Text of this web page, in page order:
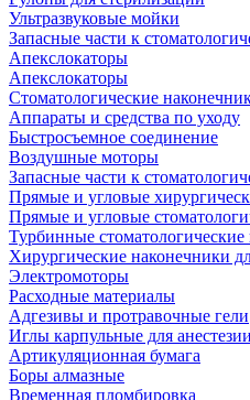
Ультразвуковые мойки
Запасные части к
Апекслокаторы
Апекслокаторы
Стоматологические
Аппараты и средства по уходу
Быстросъемное соединение
Воздушные моторы
Запасные части к
Прямые и угловые
Прямые и угловые
Турбинные стоматологические
Хирургические наконечники
Электромоторы
Расходные материалы
Адгезивы и протравочные гели
Иглы карпульные для анестезии
Артикуляционная бумага
Боры алмазные
Временная пломбировка